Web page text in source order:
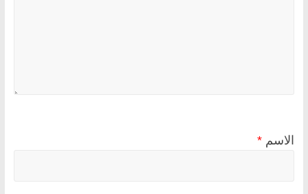
الاسم *